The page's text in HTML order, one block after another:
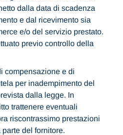
dalla data di scadenza
e dal ricevimento sia
e/o del servizio prestato.
previo controllo della
compensazione e di
per inadempimento del
dalla legge. In
trattenere eventuali
riscontrassimo prestazioni
del fornitore.